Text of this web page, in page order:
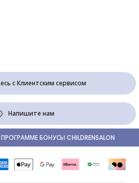
с Клиентским сервисом
Напишите нам
БОНУСЫ CHILDRENSALON